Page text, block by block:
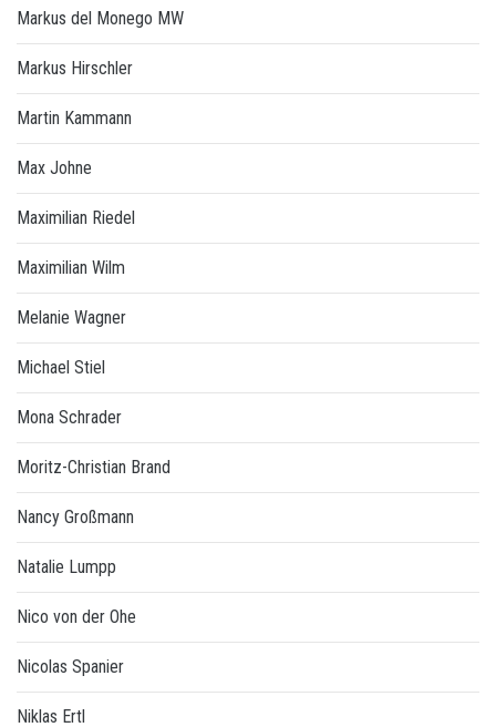
Markus del Monego MW
Markus Hirschler
Martin Kammann
Max Johne
Maximilian Riedel
Maximilian Wilm
Melanie Wagner
Michael Stiel
Mona Schrader
Moritz-Christian Brand
Nancy Großmann
Natalie Lumpp
Nico von der Ohe
Nicolas Spanier
Niklas Ertl